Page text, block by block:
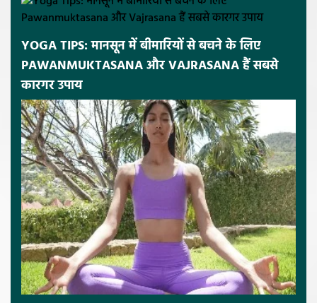
YOGA TIPS: मानसून में बीमारियों से बचने के लिए
PAWANMUKTASANA और VAJRASANA हैं सबसे
कारगर उपाय